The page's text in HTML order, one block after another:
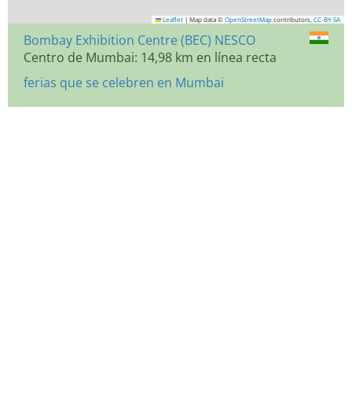
Leaflet | Map data © OpenStreetMap contributors, CC-BY-SA
Bombay Exhibition Centre (BEC) NESCO
Centro de Mumbai: 14,98 km en línea recta
ferias que se celebren en Mumbai